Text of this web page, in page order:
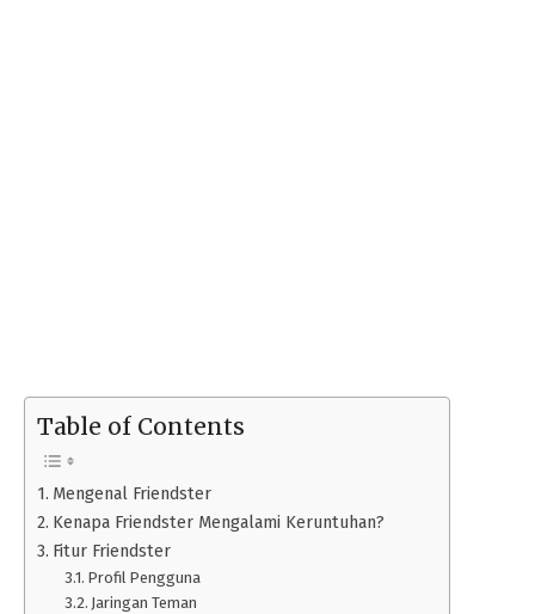
Table of Contents
Mengenal Friendster
Kenapa Friendster Mengalami Keruntuhan?
Fitur Friendster
Profil Pengguna
Jaringan Teman